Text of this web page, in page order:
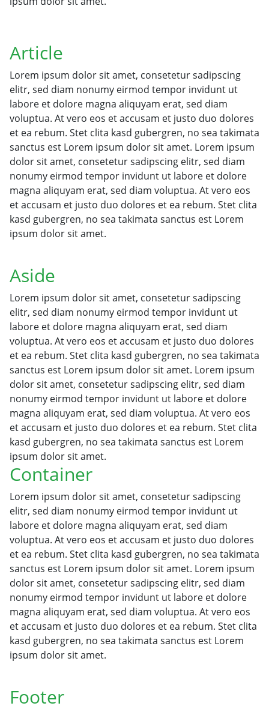
Article
Lorem ipsum dolor sit amet, consetetur sadipscing
elitr, sed diam nonumy eirmod tempor invidunt ut
labore et dolore magna aliquyam erat, sed diam
voluptua. At vero eos et accusam et justo duo dolores
et ea rebum. Stet clita kasd gubergren, no sea takimata
sanctus est Lorem ipsum dolor sit amet. Lorem ipsum
dolor sit amet, consetetur sadipscing elitr, sed diam
nonumy eirmod tempor invidunt ut labore et dolore
magna aliquyam erat, sed diam voluptua. At vero eos
et accusam et justo duo dolores et ea rebum. Stet clita
kasd gubergren, no sea takimata sanctus est Lorem
ipsum dolor sit amet.
Aside
Lorem ipsum dolor sit amet, consetetur sadipscing
elitr, sed diam nonumy eirmod tempor invidunt ut
labore et dolore magna aliquyam erat, sed diam
voluptua. At vero eos et accusam et justo duo dolores
et ea rebum. Stet clita kasd gubergren, no sea takimata
sanctus est Lorem ipsum dolor sit amet. Lorem ipsum
dolor sit amet, consetetur sadipscing elitr, sed diam
nonumy eirmod tempor invidunt ut labore et dolore
magna aliquyam erat, sed diam voluptua. At vero eos
et accusam et justo duo dolores et ea rebum. Stet clita
kasd gubergren, no sea takimata sanctus est Lorem
ipsum dolor sit amet.
Container
Lorem ipsum dolor sit amet, consetetur sadipscing
elitr, sed diam nonumy eirmod tempor invidunt ut
labore et dolore magna aliquyam erat, sed diam
voluptua. At vero eos et accusam et justo duo dolores
et ea rebum. Stet clita kasd gubergren, no sea takimata
sanctus est Lorem ipsum dolor sit amet. Lorem ipsum
dolor sit amet, consetetur sadipscing elitr, sed diam
nonumy eirmod tempor invidunt ut labore et dolore
magna aliquyam erat, sed diam voluptua. At vero eos
et accusam et justo duo dolores et ea rebum. Stet clita
kasd gubergren, no sea takimata sanctus est Lorem
ipsum dolor sit amet.
Footer